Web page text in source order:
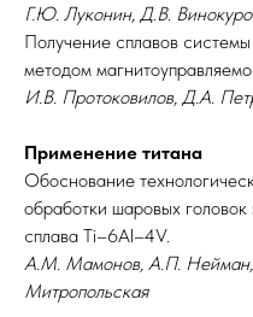
Г.Ю. Луконин, Д.В.
Получение сплавов
методом
И.В. Протоковилов, Д.А.
Применение титана
Обоснование
обработки шаровых головок
сплава Ti–6Al–4V.
А.М. Мамонов, А.П. Нейман,
Митропольская